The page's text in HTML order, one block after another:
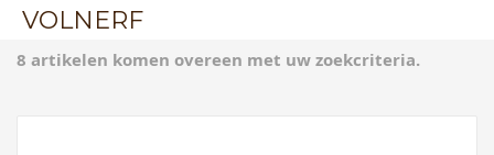
VOLNERF
8 artikelen komen overeen met uw zoekcriteria.